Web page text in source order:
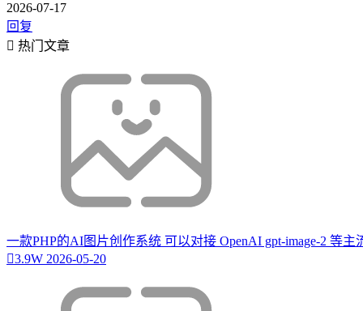
2026-07-17
回复
热门文章
一款PHP的AI图片创作系统 可以对接 OpenAI gpt-image-2 等主
3.9W 2026-05-20